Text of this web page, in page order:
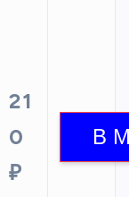
21
0
₽